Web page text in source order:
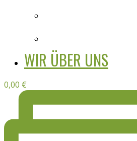
WIR ÜBER UNS
0,00 €